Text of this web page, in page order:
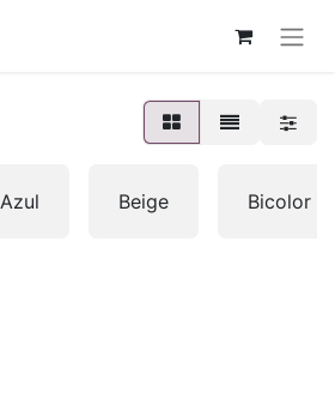
Azul Beige Bicolor